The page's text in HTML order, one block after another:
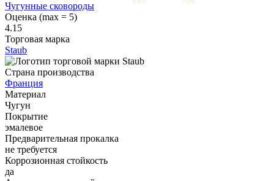
Чугунные сковороды
Оценка (max = 5)
4.15
Торговая марка
Staub
Страна производства
Франция
Материал
Чугун
Покрытие
эмалевое
Предварительная прокалка
не требуется
Коррозионная стойкость
да